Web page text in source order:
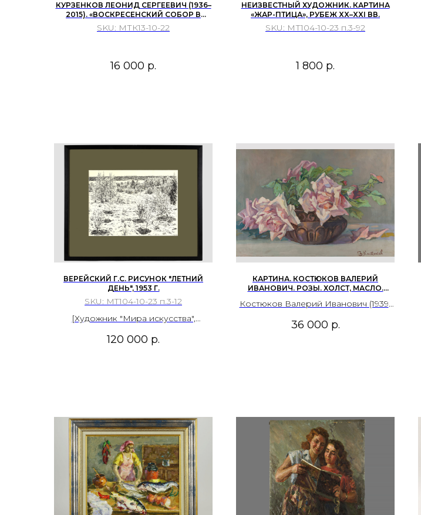
КУРЗЕНКОВ ЛЕОНИД СЕРГЕЕВИЧ (1936–
2015). «ВОСКРЕСЕНСКИЙ СОБОР В
ГОРОДЕ КАРГОПОЛЕ». СССР. 1974 ...
SKU: МТК13-10-22
16 000 р.
НЕИЗВЕСТНЫЙ ХУДОЖНИК. КАРТИНА
«ЖАР-ПТИЦА», РУБЕЖ XX–XXI ВВ.
SKU: МТ104-10-23 п.3-92
1 800 р.
ВЕРЕЙСКИЙ Г.С. РИСУНОК "ЛЕТНИЙ
ДЕНЬ", 1953 Г.
SKU: MT104-10-23 п.3-12
[Художник "Мира искусства",
120 000 р.
КАРТИНА. КОСТЮКОВ ВАЛЕРИЙ
ИВАНОВИЧ. РОЗЫ. ХОЛСТ, МАСЛО.
Костюков Валерий Иванович (1939-
подрамнике, масло. 45х66см. В
36 000 р.